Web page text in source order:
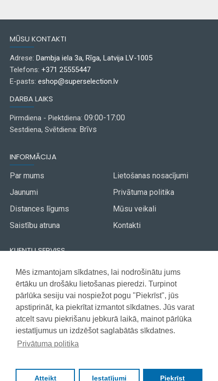
Mēs izmantojam sīkdatnes, lai nodrošinātu jums
ērtāku un drošāku lietošanas pieredzi. Turpinot
pārlūka sesiju vai nospiežot pogu "Piekrīst", jūs
apstiprināt, ka piekrītat izmantot sīkdatnes. Jūs varat
atcelt savu piekrišanu jebkurā laikā, mainot pārlūka
iestatījumus un izdzēšot saglabātās sīkdatnes.
Privātuma politika
Atteikt Iestatījumi Piekrīst
MŪSU KONTAKTI
Adrese: Dambja iela 3a, Rīga, Latvija LV-1005
Telefons: +371 25555447
E-pasts: eshop@superselection.lv
DARBA LAIKS
Pirmdiena - Piektdiena: 09:00-17:00
Sestdiena, Svētdiena: Brīvs
INFORMĀCIJA
Par mums
Jaunumi
Distances līgums
Saistību atruna
Lietošanas nosacījumi
Privātuma politika
Mūsu veikali
Kontakti
KLIENTU SERVISS
Piegāde
Apmaksa
Garantija
Akcijas avīze
Vietnes karte
Copyright © 2021, Super Selection, Visas tiesības aizsargātas